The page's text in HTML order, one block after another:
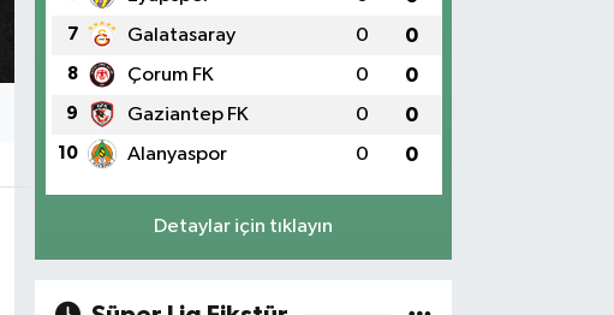
7 Galatasaray 0 0
8 Çorum FK 0 0
9 Gaziantep FK 0 0
10 Alanyaspor 0 0
Detaylar için tıklayın